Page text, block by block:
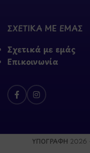
ΣΧΕΤΙΚΑ ΜΕ ΕΜΑΣ
Σχετικά με εμάς
Επικοινωνία
ΥΠΟΓΡΑΦΗ 2026